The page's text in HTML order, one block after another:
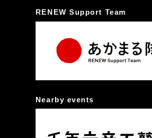
RENEW Support Team
Nearby events